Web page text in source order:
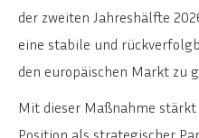
der zweiten Jahreshälfte
eine stabile und
den europäischen Markt zu
Mit dieser Maßnahme
Position als strategischer